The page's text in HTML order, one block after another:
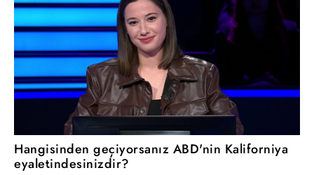
Hangisinden geçiyorsanız ABD'nin Kaliforniya
eyaletindesinizdir?